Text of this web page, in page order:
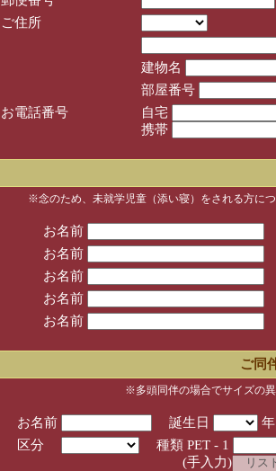
ご住所
建物名
部屋番号
お電話番号
自宅
携帯
※念のため、未就学児童（添い寝）をされる方に
お名前
お名前
お名前
お名前
お名前
ご同
※多頭同伴の場合でサイズの
お名前 誕生日
区分
種類 PET - 1
(手入力)